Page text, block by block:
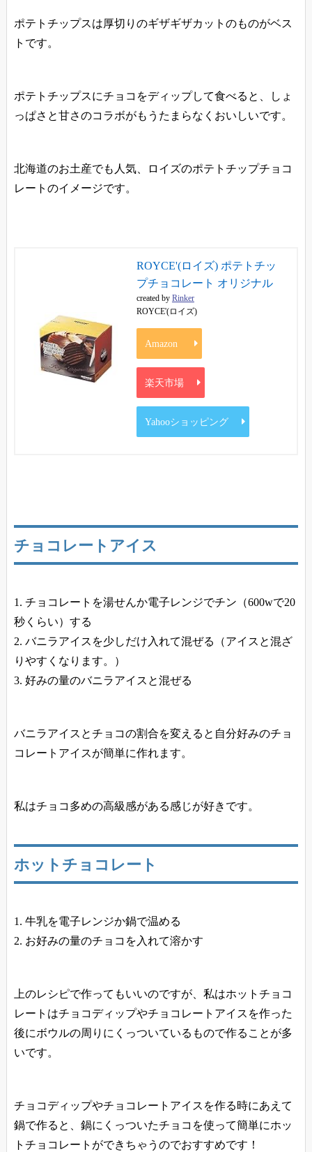
ポテトチップスは厚切りのギザギザカットのものがベス
トです。
ポテトチップスにチョコをディップして食べると、しょ
っぱさと甘さのコラボがもうたまらなくおいしいです。
北海道のお土産でも人気、ロイズのポテトチップチョコ
レートのイメージです。
ROYCE'(ロイズ) ポテトチッ
プチョコレート オリジナル
created by Rinker
ROYCE'(ロイズ)
Amazon
楽天市場
Yahooショッピング
チョコレートアイス
チョコレートを湯せんか電子レンジでチン（600wで20
秒くらい）する
バニラアイスを少しだけ入れて混ぜる（アイスと混ざ
りやすくなります。）
好みの量のバニラアイスと混ぜる
バニラアイスとチョコの割合を変えると自分好みのチョ
コレートアイスが簡単に作れます。
私はチョコ多めの高級感がある感じが好きです。
ホットチョコレート
牛乳を電子レンジか鍋で温める
お好みの量のチョコを入れて溶かす
上のレシピで作ってもいいのですが、私はホットチョコ
レートはチョコディップやチョコレートアイスを作った
後にボウルの周りにくっついているもので作ることが多
いです。
チョコディップやチョコレートアイスを作る時にあえて
鍋で作ると、鍋にくっついたチョコを使って簡単にホッ
トチョコレートができちゃうのでおすすめです！